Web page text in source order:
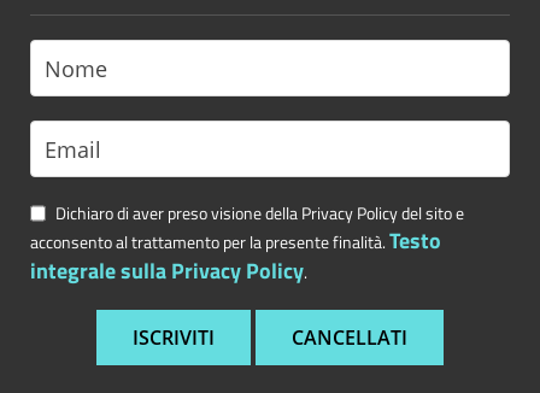
Dichiaro di aver preso visione della Privacy Policy del sito e
acconsento al trattamento per la presente finalità.Testo
integrale sulla Privacy Policy.